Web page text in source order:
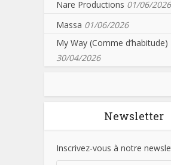
Nare Productions 01/06/2026
Massa 01/06/2026
My Way (Comme d’habitude)
30/04/2026
Newsletter
Inscrivez-vous à notre